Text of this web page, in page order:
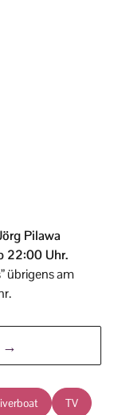
Pilawa
22:00 Uhr.
übrigens am
→
TV